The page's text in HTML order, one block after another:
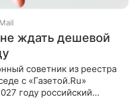
ждать дешевой
советник из реестра
с «Газетой.Ru»
году российский